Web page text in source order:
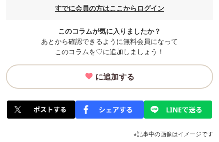
すでに会員の方はここからログイン
このコラムが気に入りましたか？
あとから確認できるように無料会員になって
このコラムを♡に追加しましょう！
に追加する
※記事中の画像はイメージです